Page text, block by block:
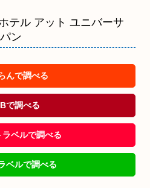
テル アット ユニバーサ
ン
んで調べる
で調べる
ベルで調べる
ベルで調べる